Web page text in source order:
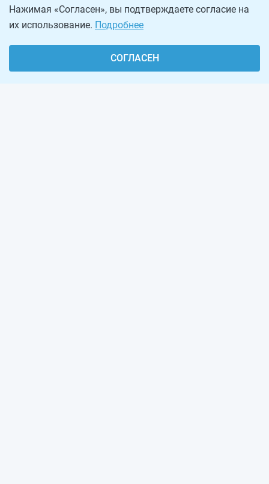
Нажимая «Согласен», вы подтверждаете согласие на
их использование. Подробнее
СОГЛАСЕН